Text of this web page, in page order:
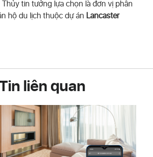
tin tưởng lựa chọn là đơn vị phân
hộ du lịch thuộc dự án Lancaster
liên quan